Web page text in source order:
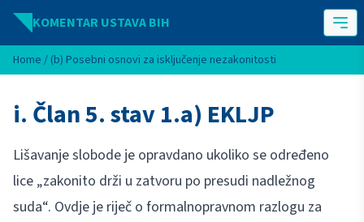
Idi na sadržaj
KOMENTAR USTAVA BIH
Home / (b) Posebni osnovi za isključenje nezakonitosti
i. Član 5. stav 1.a) EKLJP
Lišavanje slobode je opravdano ukoliko se određeno
lice „zakonito drži u zatvoru po presudi nadležnog
suda“. Ovdje je riječ o formalnopravnom razlogu za